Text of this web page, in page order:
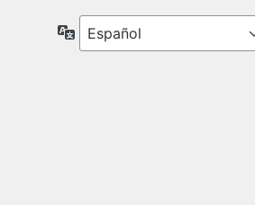
Idioma